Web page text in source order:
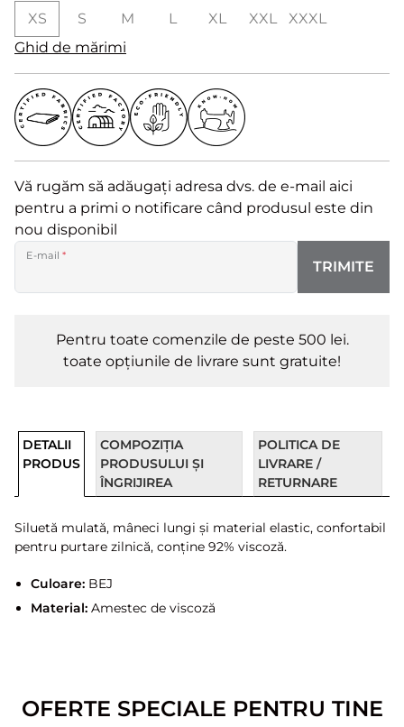
XS S M L XL XXL
XXXL
Ghid de mărimi
Vă rugăm să adăugați adresa dvs. de e-mail aici
pentru a primi o notificare când produsul este din
nou disponibil
E-mail*
TRIMITE
Pentru toate comenzile de peste 500 lei.
toate opțiunile de livrare sunt gratuite!
DETALII
PRODUS
COMPOZIȚIA
PRODUSULUI ȘI
ÎNGRIJIREA
POLITICA DE
LIVRARE /
RETURNARE
Siluetă mulată, mâneci lungi și material elastic, confortabil
pentru purtare zilnică, conține 92% viscoză.
Culoare:BEJ
Material:Amestec de viscoză
OFERTE SPECIALE PENTRU TINE